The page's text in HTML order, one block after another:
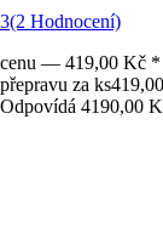
3(2 Hodnocení)
cenu — 419,00 Kč *
přepravu za ks
Odpovídá 4190,00